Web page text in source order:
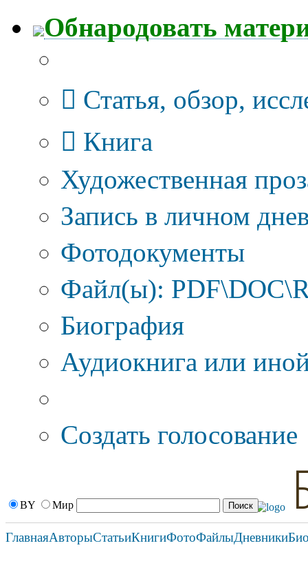
Обнародовать
Статья, обзор,
Книга
Художественная
Запись в личном
Фотодокументы
Файл(ы):
Биография
Аудиокнига или
Создать голосование
BY Мир
ГлавнаяАвторыСтатьиКнигиФотоФайлыДневники